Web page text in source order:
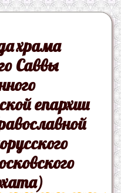
храма
Саввы
епархии